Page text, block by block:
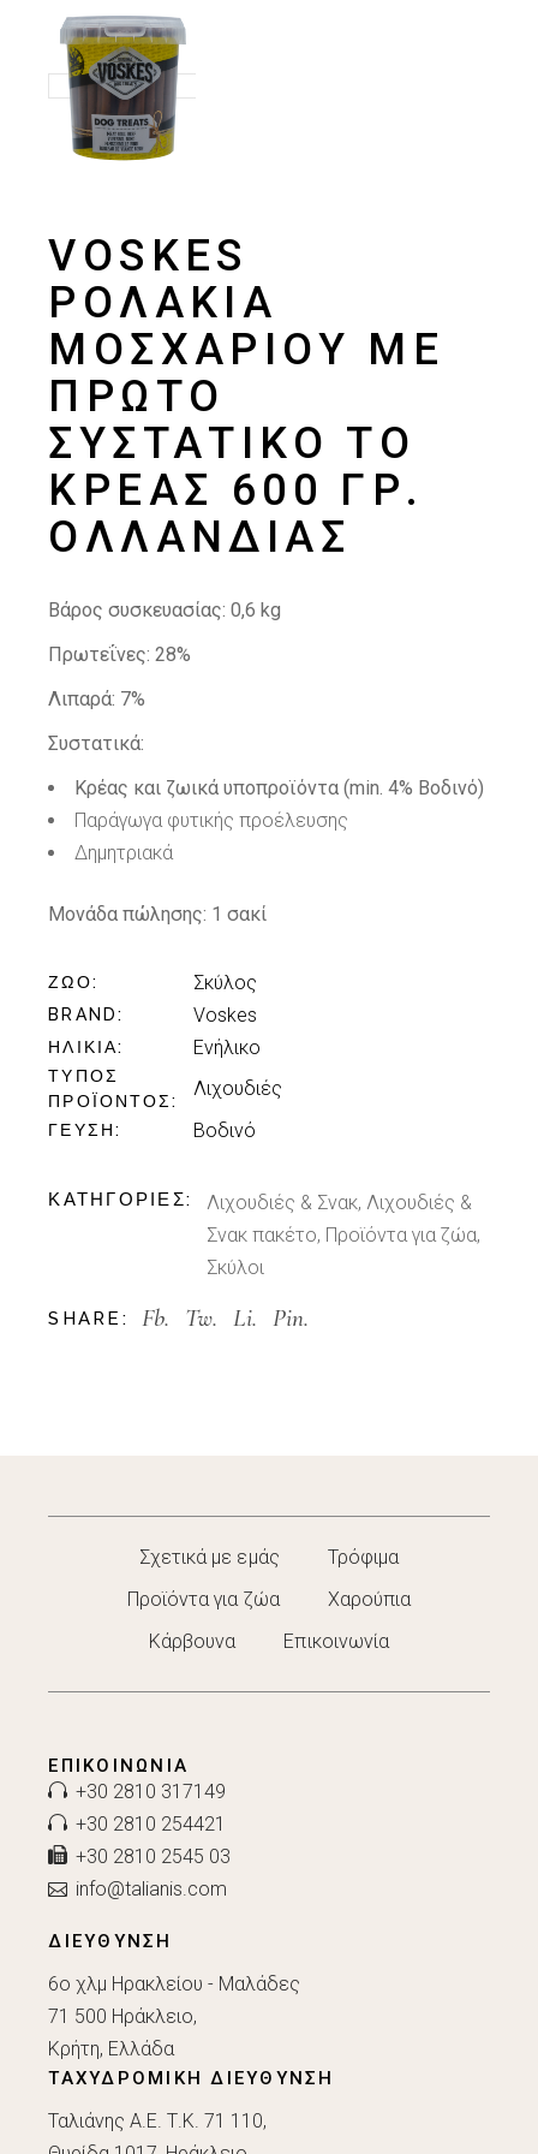
VOSKES
ΡΟΛΆΚΙΑ
ΜΟΣΧΑΡΙΟΎ ΜΕ
ΠΡΏΤΟ
ΣΥΣΤΑΤΙΚΌ ΤΟ
ΚΡΈΑΣ 600 ΓΡ.
ΟΛΛΑΝΔΊΑΣ
Βάρος συσκευασίας:0,6 kg
Πρωτεΐνες: 28%
Λιπαρά: 7%
Συστατικά:
Κρέας και ζωικά υποπροϊόντα (min. 4% Βοδινό)
Παράγωγα φυτικής προέλευσης
Δημητριακά
Μονάδα πώλησης: 1 σακί
ΖΏΟ Σκύλος
BRAND Voskes
ΗΛΙΚΊΑ Ενήλικo
ΤΎΠΟΣ
ΠΡΟΪΌΝΤΟΣ
Λιχουδιές
ΓΕΎΣΗ Βοδινό
ΚΑΤΗΓΟΡΊΕΣ: Λιχουδιές & Σνακ,Λιχουδιές &
Σνακ πακέτο, Προϊόντα για ζώα,
Σκύλοι
SHARE: Fb. Tw. Li. Pin.
Σχετικά με εμάς
Τρόφιμα
Προϊόντα για ζώα
Χαρούπια
Κάρβουνα
Επικοινωνία
ΕΠΙΚΟΙΝΩΝΊΑ
+30 2810 317149
+30 2810 254421
+30 2810 2545 03
info@talianis.com
ΔΙΕΥΘΥΝΣΗ
6ο χλμ Ηρακλείου - Μαλάδες
71 500 Ηράκλειο,
Κρήτη, Ελλάδα
ΤΑΧΥΔΡΟΜΙΚΗ ΔΙΕΥΘΥΝΣΗ
Ταλιάνης Α.Ε. Τ.Κ. 71 110,